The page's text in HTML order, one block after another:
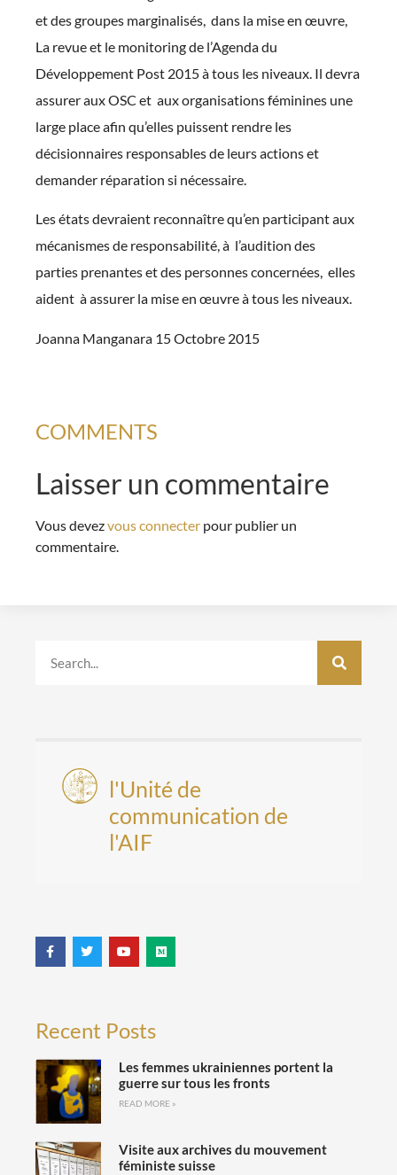
et des groupes marginalisés, dans la mise en œuvre,
La revue et le monitoring de l’Agenda du
Développement Post 2015 à tous les niveaux. Il devra
assurer aux OSC et aux organisations féminines une
large place afin qu’elles puissent rendre les
décisionnaires responsables de leurs actions et
demander réparation si nécessaire.
Les états devraient reconnaître qu’en participant aux
mécanismes de responsabilité, à l’audition des
parties prenantes et des personnes concernées, elles
aident à assurer la mise en œuvre à tous les niveaux.
Joanna Manganara 15 Octobre 2015
COMMENTS
Laisser un commentaire
Vous devezvous connecter pour publier un
commentaire.
l'Unité de
communication de
l'AIF
Recent Posts
Les femmes ukrainiennes portent la
guerre sur tous les fronts
READ MORE »
Visite aux archives du mouvement
féministe suisse